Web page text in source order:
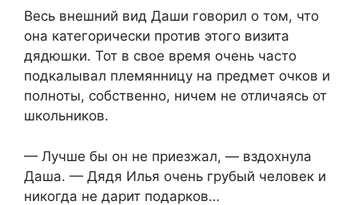
Весь внешний вид Даши говорил о том, что
она категорически против этого визита
дядюшки. Тот в свое время очень часто
подкалывал племянницу на предмет очков и
полноты, собственно, ничем не отличаясь от
школьников.
— Лучше бы он не приезжал, — вздохнула
Даша. — Дядя Илья очень грубый человек и
никогда не дарит подарков…